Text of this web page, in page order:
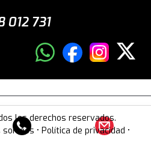
012 731
los derechos reservados.
sorteos •Política de privacidad •